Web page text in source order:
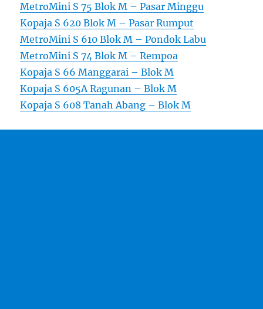
MetroMini S 75 Blok M – Pasar Minggu
Kopaja S 620 Blok M – Pasar Rumput
MetroMini S 610 Blok M – Pondok Labu
MetroMini S 74 Blok M – Rempoa
Kopaja S 66 Manggarai – Blok M
Kopaja S 605A Ragunan – Blok M
Kopaja S 608 Tanah Abang – Blok M